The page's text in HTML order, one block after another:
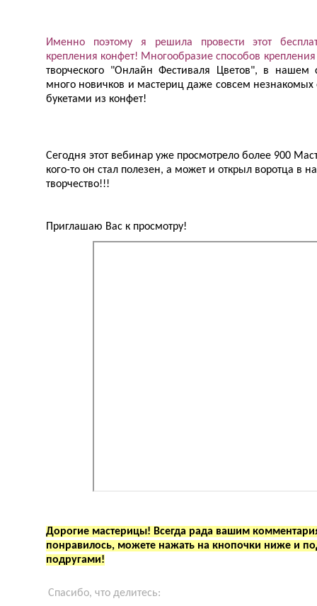
Именно поэтому я решила провести этот
крепления конфет! Многообразие способов
творческого "Онлайн Фестиваля Цветов", в нашем
много новичков и мастериц даже совсем незнакомых
букетами из конфет!
Сегодня этот вебинар уже просмотрело более 900
кого-то он стал полезен, а может и открыл воротца в
творчество!!!
Приглашаю Вас к просмотру!
Дорогие мастерицы! Всегда рада вашим
понравилось, можете нажать на кнопочки ниже и
подругами!
Спасибо, что делитесь: